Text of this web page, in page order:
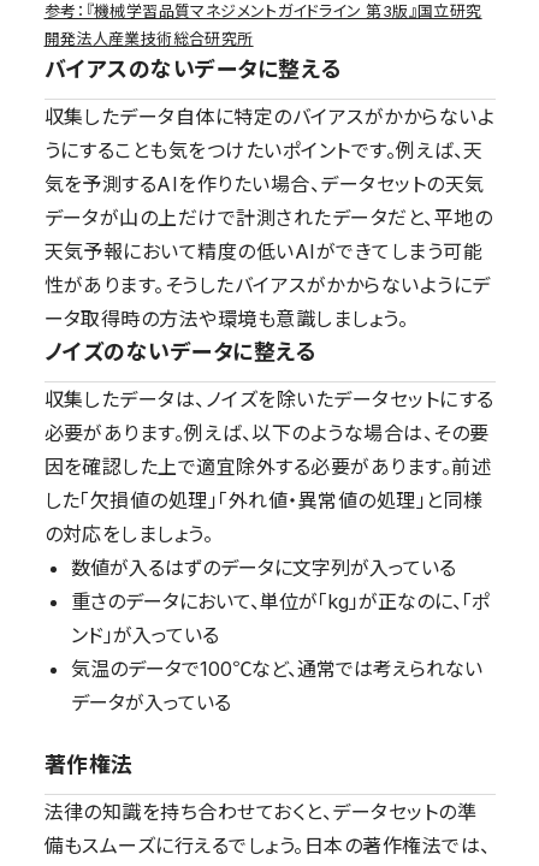
参考：『機械学習品質マネジメントガイドライン 第3版』国立研究
開発法人産業技術総合研究所
バイアスのないデータに整える
収集したデータ自体に特定のバイアスがかからないよ
うにすることも気をつけたいポイントです。例えば、天
気を予測するAIを作りたい場合、データセットの天気
データが山の上だけで計測されたデータだと、平地の
天気予報において精度の低いAIができてしまう可能
性があります。そうしたバイアスがかからないようにデ
ータ取得時の方法や環境も意識しましょう。
ノイズのないデータに整える
収集したデータは、ノイズを除いたデータセットにする
必要があります。例えば、以下のような場合は、その要
因を確認した上で適宜除外する必要があります。前述
した「欠損値の処理」「外れ値・異常値の処理」と同様
の対応をしましょう。
数値が入るはずのデータに文字列が入っている
重さのデータにおいて、単位が「kg」が正なのに、「ポ
ンド」が入っている
気温のデータで100℃など、通常では考えられない
データが入っている
著作権法
法律の知識を持ち合わせておくと、データセットの準
備もスムーズに行えるでしょう。日本の著作権法では、